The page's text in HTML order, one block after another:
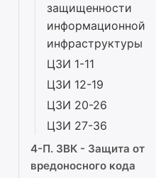
защищенности
информационной
инфраструктуры
ЦЗИ 1-11
ЦЗИ 12-19
ЦЗИ 20-26
ЦЗИ 27-36
4-П. ЗВК - Защита от
вредоносного кода